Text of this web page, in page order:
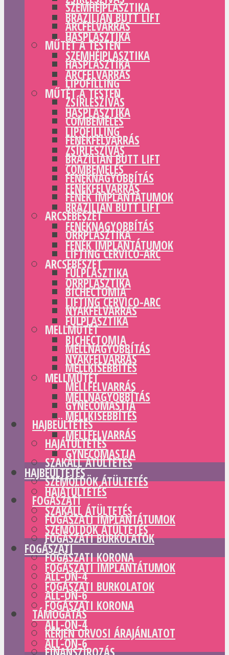
SZEMHÉJPLASZTIKA
ARCFELVARRÁS
MŰTÉT A TESTEN
HASPLASZTIKA
LIPOFILLING
ZSÍRLESZÍVÁS
COMBEMELÉS
FENÉKFELVARRÁS
BRAZILIAN BUTT LIFT
FENÉKNAGYOBBÍTÁS
FENÉK IMPLANTÁTUMOK
ARCSEBÉSZET
ORRPLASZTIKA
LIFTING CERVICO-ARC
FÜLPLASZTIKA
BICHECTOMIA
NYAKFELVARRÁS
MELLMŰTÉT
MELLNAGYOBBÍTÁS
MELLKISEBBÍTÉS
MELLFELVARRÁS
GYNECOMASTIA
HAJBEÜLTETÉS
HAJÁTÜLTETÉS
SZAKÁLL ÁTÜLTETÉS
SZEMÖLDÖK ÁTÜLTETÉS
FOGÁSZATI
FOGÁSZATI IMPLANTÁTUMOK
FOGÁSZATI BURKOLATOK
FOGÁSZATI KORONA
ALL-ON-4
ALL-ON-6
TÁMOGATÁS
KÉRJEN ORVOSI ÁRAJÁNLATOT
BRAZILIAN BUTT LIFT
HASPLASZTIKA
SZEMHÉJPLASZTIKA
ARCFELVARRÁS
MŰTÉT A TESTEN
HASPLASZTIKA
LIPOFILLING
ZSÍRLESZÍVÁS
COMBEMELÉS
FENÉKFELVARRÁS
BRAZILIAN BUTT LIFT
FENÉKNAGYOBBÍTÁS
FENÉK IMPLANTÁTUMOK
ARCSEBÉSZET
ORRPLASZTIKA
LIFTING CERVICO-ARC
FÜLPLASZTIKA
BICHECTOMIA
NYAKFELVARRÁS
MELLMŰTÉT
MELLNAGYOBBÍTÁS
MELLKISEBBÍTÉS
MELLFELVARRÁS
GYNECOMASTIA
HAJBEÜLTETÉS
HAJÁTÜLTETÉS
SZAKÁLL ÁTÜLTETÉS
SZEMÖLDÖK ÁTÜLTETÉS
FOGÁSZATI
FOGÁSZATI IMPLANTÁTUMOK
FOGÁSZATI BURKOLATOK
FOGÁSZATI KORONA
ALL-ON-4
ALL-ON-6